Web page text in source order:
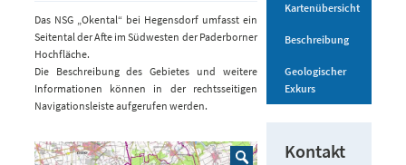
Das NSG „Okental“ bei Hegensdorf umfasst ein
Seitental der Afte im Südwesten der Paderborner
Hochfläche.
Die Beschreibung des Gebietes und weitere
Informationen können in der rechtsseitigen
Navigationsleiste aufgerufen werden.
Kartenübersicht
Beschreibung
Geologischer
Exkurs
Kontakt